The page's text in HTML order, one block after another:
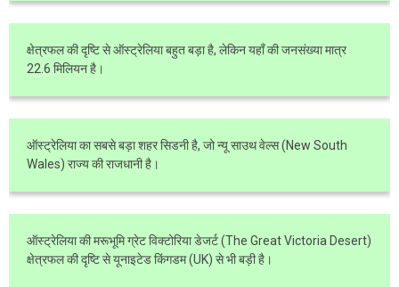
क्षेत्रफल की दृष्टि से ऑस्ट्रेलिया बहुत बड़ा है, लेकिन यहाँ की जनसंख्या मात्र
22.6 मिलियन है।
ऑस्ट्रेलिया का सबसे बड़ा शहर सिडनी है, जो न्यू साउथ वेल्स (New South
Wales) राज्य की राजधानी है।
ऑस्ट्रेलिया की मरूभूमि ग्रेट विक्टोरिया डेजर्ट (The Great Victoria Desert)
क्षेत्रफल की दृष्टि से यूनाइटेड किंगडम (UK) से भी बड़ी है।